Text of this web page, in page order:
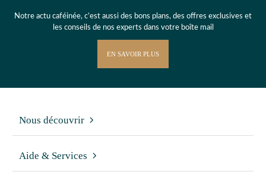
Notre actu caféinée, c’est aussi des bons plans, des offres exclusives et
les conseils de nos experts dans votre boîte mail
EN SAVOIR PLUS
Nous découvrir
Aide & Services